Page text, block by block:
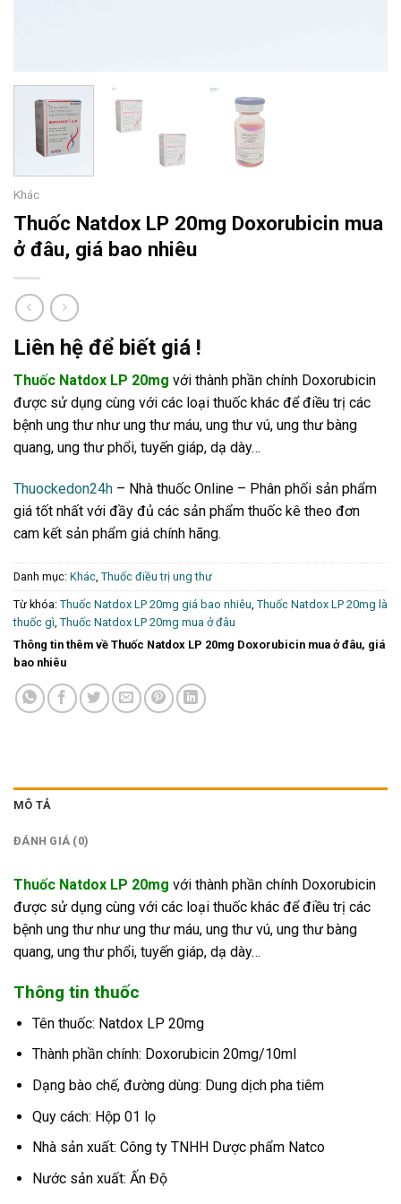
Khác
Thuốc Natdox LP 20mg Doxorubicin mua
ở đâu, giá bao nhiêu
Liên hệ để biết giá !
Thuốc Natdox LP 20mg với thành phần chính Doxorubicin
được sử dụng cùng với các loại thuốc khác để điều trị các
bệnh ung thư như ung thư máu, ung thư vú, ung thư bàng
quang, ung thư phổi, tuyến giáp, dạ dày…
Thuockedon24h – Nhà thuốc Online – Phân phối sản phẩm
giá tốt nhất với đầy đủ các sản phẩm thuốc kê theo đơn
cam kết sản phẩm giá chính hãng.
Danh mục: Khác, Thuốc điều trị ung thư
Từ khóa: Thuốc Natdox LP 20mg giá bao nhiêu, Thuốc Natdox LP 20mg là
thuốc gì, Thuốc Natdox LP 20mg mua ở đâu
Thông tin thêm về Thuốc Natdox LP 20mg Doxorubicin mua ở đâu, giá
bao nhiêu
MÔ TẢ
ĐÁNH GIÁ (0)
Thuốc Natdox LP 20mg với thành phần chính Doxorubicin
được sử dụng cùng với các loại thuốc khác để điều trị các
bệnh ung thư như ung thư máu, ung thư vú, ung thư bàng
quang, ung thư phổi, tuyến giáp, dạ dày…
Thông tin thuốc
Tên thuốc: Natdox LP 20mg
Thành phần chính: Doxorubicin 20mg/10ml
Dạng bào chế, đường dùng: Dung dịch pha tiêm
Quy cách: Hộp 01 lọ
Nhà sản xuất: Công ty TNHH Dược phẩm Natco
Nước sản xuất: Ấn Độ